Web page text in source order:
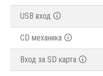
USB вход
CD механика
Вход за SD карта